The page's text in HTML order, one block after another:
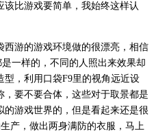
比游戏要简单，我始终这样认
游的游戏环境做的很漂亮，相信
一样的，不同的人照出来效果却
，利用口袋F9里的视角远近设
要不要合体，这些对于取景都是
游戏世界的，但是看起来还是很
产，做出两身满防的衣服，马上